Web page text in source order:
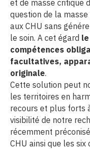
et de masse critique
question de la
aux CHU sans
le soin. A cet égard
compétences
facultatives,
originale.
Cette solution peut
les territoires en
recours et plus forts
visibilité de notre
récemment
CHU ainsi que les